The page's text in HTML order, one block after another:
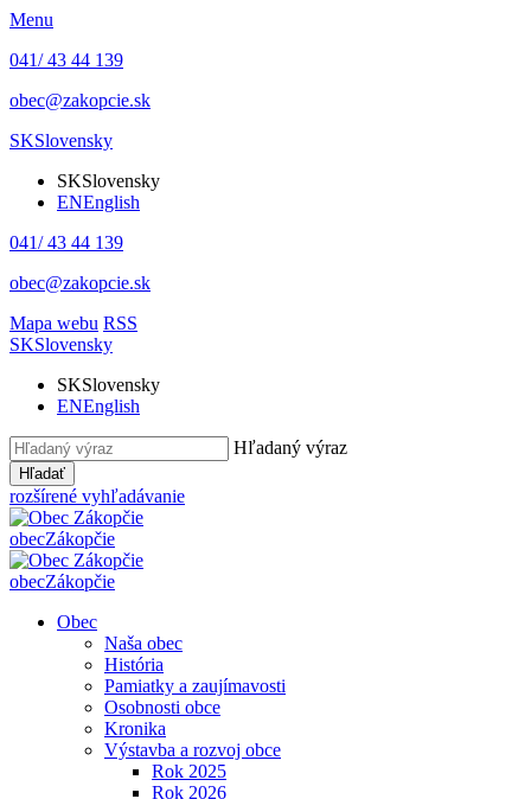
Menu
041/ 43 44 139
obec@zakopcie.sk
SKSlovensky
SKSlovensky
ENEnglish
041/ 43 44 139
obec@zakopcie.sk
Mapa webu RSS
SKSlovensky
SKSlovensky
ENEnglish
Hľadaný výraz
Hľadať
rozšírené vyhľadávanie
obecZákopčie
obecZákopčie
Obec
Naša obec
História
Pamiatky a zaujímavosti
Osobnosti obce
Kronika
Výstavba a rozvoj obce
Rok 2025
Rok 2026